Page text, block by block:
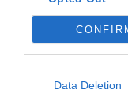
Data Deletion
όχι θεωρίες.
Ο κ. Νικητιάδης
την Τεχνητή